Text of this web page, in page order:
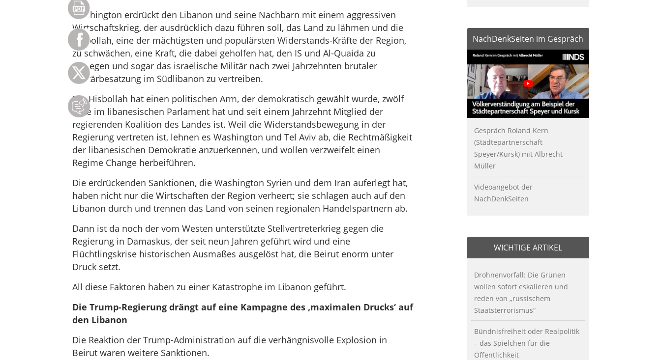
Washington erdrückt den Libanon und seine Nachbarn mit einem aggressiven
Wirtschaftskrieg, der ausdrücklich dazu führen soll, das Land zu lähmen und die
Hisbollah, eine der mächtigsten und populärsten Widerstands-Kräfte der Region,
zu schwächen, eine Kraft, die dabei geholfen hat, den IS und Al-Quaida zu
besiegen und sogar das israelische Militär nach zwei Jahrzehnten brutaler
Militärbesatzung im Südlibanon zu vertreiben.
Die Hisbollah hat einen politischen Arm, der demokratisch gewählt wurde, zwölf
Sitze im libanesischen Parlament hat und seit einem Jahrzehnt Mitglied der
regierenden Koalition des Landes ist. Weil die Widerstandsbewegung in der
Regierung vertreten ist, lehnen es Washington und Tel Aviv ab, die Rechtmäßigkeit
der libanesischen Demokratie anzuerkennen, und wollen verzweifelt einen
Regime Change herbeiführen.
Die erdrückenden Sanktionen, die Washington Syrien und dem Iran auferlegt hat,
haben nicht nur die Wirtschaften der Region verheert; sie schlagen auch auf den
Libanon durch und trennen das Land von seinen regionalen Handelspartnern ab.
Dann ist da noch der vom Westen unterstützte Stellvertreterkrieg gegen die
Regierung in Damaskus, der seit neun Jahren geführt wird und eine
Flüchtlingskrise historischen Ausmaßes ausgelöst hat, die Beirut enorm unter
Druck setzt.
All diese Faktoren haben zu einer Katastrophe im Libanon geführt.
Die Trump-Regierung drängt auf eine Kampagne des ‚maximalen Drucks‘ auf
den Libanon
Die Reaktion der Trump-Administration auf die verhängnisvolle Explosion in
Beirut waren weitere Sanktionen.
NachDenkSeiten im Gespräch
Gespräch Roland Kern
(Städtepartnerschaft
Speyer/Kursk) mit Albrecht
Müller
Videoangebot der
NachDenkSeiten
WICHTIGE ARTIKEL
Drohnenvorfall: Die Grünen
wollen sofort eskalieren und
reden von „russischem
Staatsterrorismus“
Bündnisfreiheit oder Realpolitik
– das Spielchen für die
Öffentlichkeit